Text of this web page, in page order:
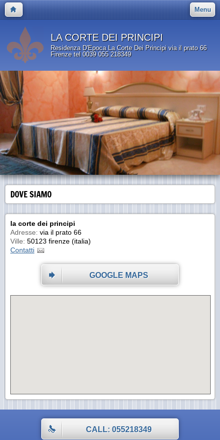
Menu
LA CORTE DEI PRINCIPI
Residenza D'Epoca La Corte Dei Principi via il prato 66
Firenze tel 0039 055 218349
DOVE SIAMO
la corte dei principi
Adresse: via il prato 66
Ville: 50123 firenze (italia)
Contatti
GOOGLE MAPS
CALL: 055218349